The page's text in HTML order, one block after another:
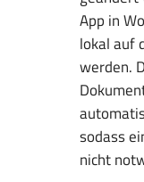
App in
lokal auf
werden.
sodass
nicht